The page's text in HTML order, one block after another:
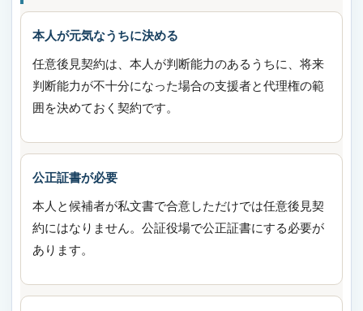
本人が元気なうちに決める
任意後見契約は、本人が判断能力のあるうちに、将来
判断能力が不十分になった場合の支援者と代理権の範
囲を決めておく契約です。
公正証書が必要
本人と候補者が私文書で合意しただけでは任意後見契
約にはなりません。公証役場で公正証書にする必要が
あります。